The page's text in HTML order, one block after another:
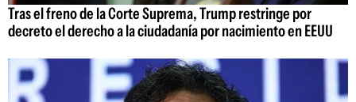
Tras el freno de la Corte Suprema, Trump restringe por
decreto el derecho a la ciudadanía por nacimiento en EEUU